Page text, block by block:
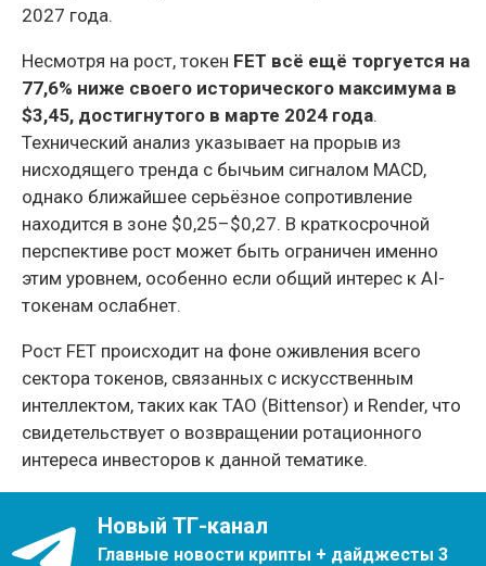
2027 года.
Несмотря на рост, токен FET всё ещё торгуется на
77,6% ниже своего исторического максимума в
$3,45, достигнутого в марте 2024 года.
Технический анализ указывает на прорыв из
нисходящего тренда с бычьим сигналом MACD,
однако ближайшее серьёзное сопротивление
находится в зоне $0,25–$0,27. В краткосрочной
перспективе рост может быть ограничен именно
этим уровнем, особенно если общий интерес к AI-
токенам ослабнет.
Рост FET происходит на фоне оживления всего
сектора токенов, связанных с искусственным
интеллектом, таких как TAO (Bittensor) и Render, что
свидетельствует о возвращении ротационного
интереса инвесторов к данной тематике.
Новый ТГ-канал
Главные новости крипты + дайджесты 3